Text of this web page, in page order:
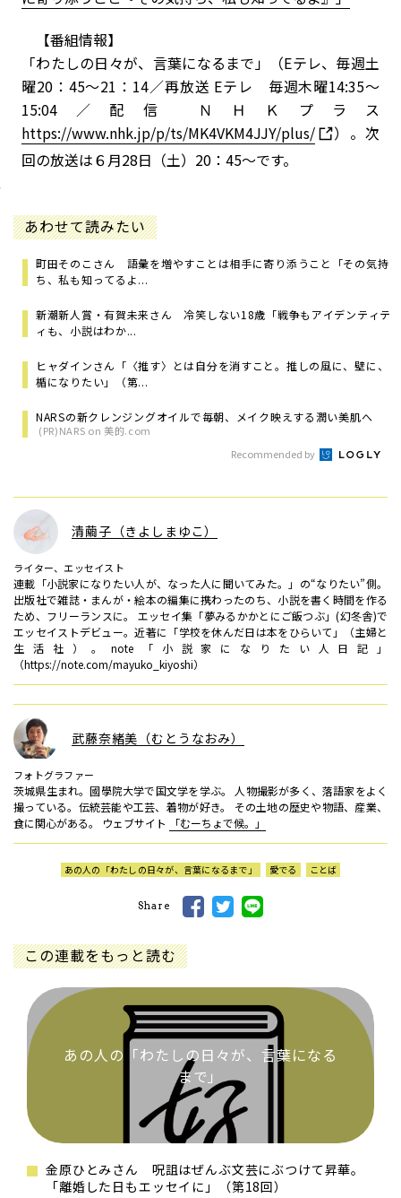
【番組情報】
「わたしの日々が、言葉になるまで」（Eテレ、毎週土
曜20：45～21：14／再放送 Eテレ 毎週木曜14:35～
15:04／配信 ＮＨＫプラス
https://www.nhk.jp/p/ts/MK4VKM4JJY/plus/
）。次
回の放送は６月28日（土）20：45～です。
あわせて読みたい
町田そのこさん 語彙を増やすことは相手に寄り添うこと「その気持
ち、私も知ってるよ...
新潮新人賞・有賀未来さん 冷笑しない18歳「戦争もアイデンティテ
ィも、小説はわか...
ヒャダインさん「〈推す〉とは自分を消すこと。推しの風に、壁に、
楯になりたい」（第...
NARSの新クレンジングオイルで毎朝、メイク映えする潤い美肌へ
(PR)NARS on 美的.com
Recommended by
清繭子（きよしまゆこ）
ライター、エッセイスト
連載「小説家になりたい人が、なった人に聞いてみた。」の“なりたい”側。
出版社で雑誌・まんが・絵本の編集に携わったのち、小説を書く時間を作る
ため、フリーランスに。 エッセイ集「夢みるかかとにご飯つぶ」(幻冬舎)で
エッセイストデビュー。近著に「学校を休んだ日は本をひらいて」（主婦と
生活社）。note「小説家になりたい人日記」
（https://note.com/mayuko_kiyoshi）
武藤奈緒美（むとうなおみ）
フォトグラファー
茨城県生まれ。國學院大学で国文学を学ぶ。 人物撮影が多く、落語家をよく
撮っている。伝統芸能や工芸、着物が好き。 その土地の歴史や物語、産業、
食に関心がある。 ウェブサイト
「むーちょで候。」
あの人の「わたしの日々が、言葉になるまで」 愛でる ことば
Share
この連載をもっと読む
あの人の「わたしの日々が、言葉になる
まで」
金原ひとみさん 呪詛はぜんぶ文芸にぶつけて昇華。
「離婚した日もエッセイに」（第18回）